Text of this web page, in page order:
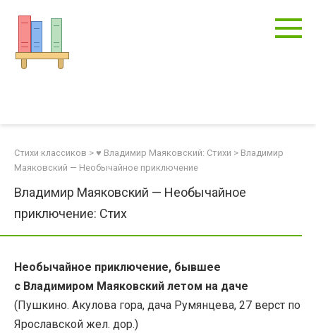
контенту
Стихи классиков > ♥ Владимир Маяковский: Стихи > Владимир
Маяковский — Необычайное приключение
Владимир Маяковский — Необычайное
приключение: Стих
Необычайное приключение, бывшее
с Владимиром Маяковский летом на даче
(Пушкино. Акулова гора, дача Румянцева, 27 верст по
Ярославской жел. дор.)